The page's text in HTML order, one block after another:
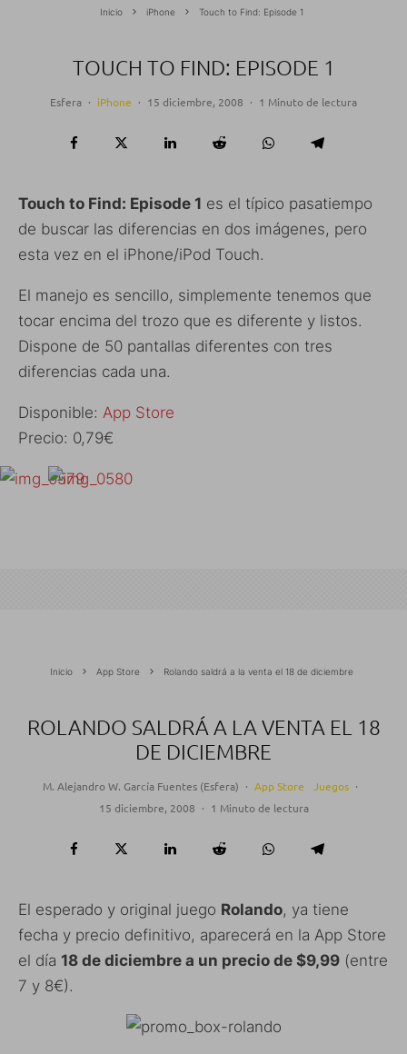
Inicio iPhone Touch to Find: Episode 1
TOUCH TO FIND: EPISODE 1
Esfera · iPhone · 15 diciembre, 2008 · 1 Minuto de lectura
Touch to Find: Episode 1 es el típico pasatiempo
de buscar las diferencias en dos imágenes, pero
esta vez en el iPhone/iPod Touch.
El manejo es sencillo, simplemente tenemos que
tocar encima del trozo que es diferente y listos.
Dispone de 50 pantallas diferentes con tres
diferencias cada una.
Disponible: App Store
Precio: 0,79€
Inicio App Store Rolando saldrá a la venta el 18 de diciembre
ROLANDO SALDRÁ A LA VENTA EL 18
DE DICIEMBRE
M. Alejandro W. García Fuentes (Esfera) · App Store Juegos ·
15 diciembre, 2008 · 1 Minuto de lectura
El esperado y original juego Rolando, ya tiene
fecha y precio definitivo, aparecerá en la App Store
el día 18 de diciembre a un precio de $9,99 (entre
7 y 8€).